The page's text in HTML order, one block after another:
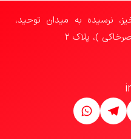
نرسیده به میدان توحید،
)، پلاک 2